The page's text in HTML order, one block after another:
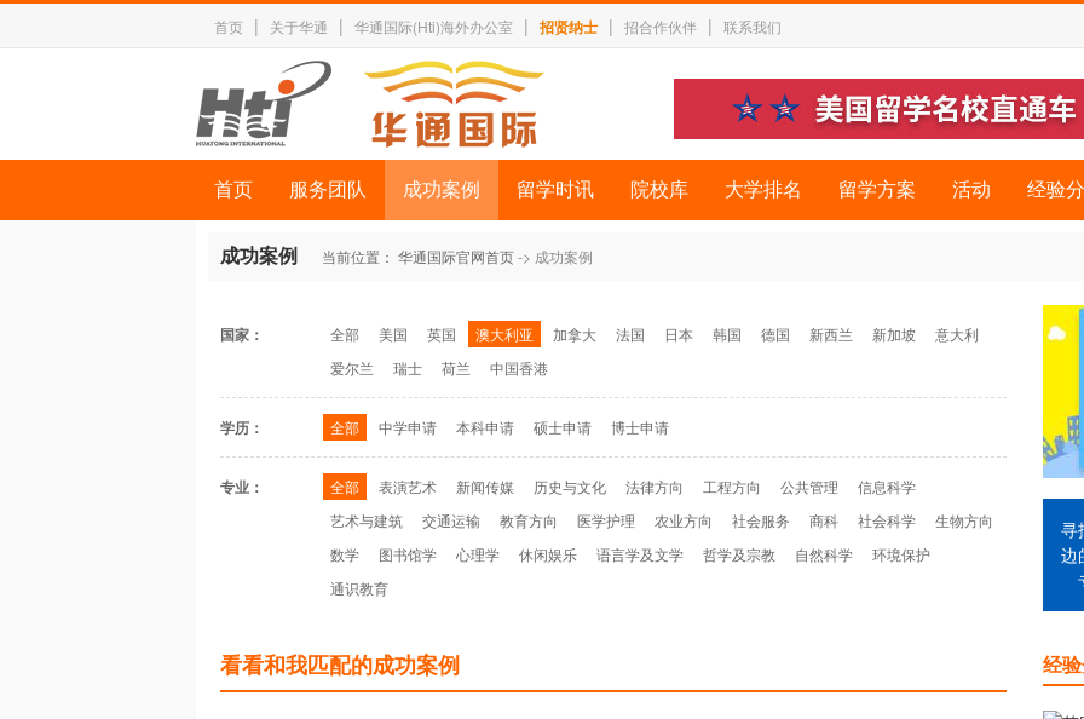
首页 | 关于华通 | 华通国际(Hti)海外办公室 | 招贤纳士 | 招合作伙伴 | 联系我们
首页 服务团队 成功案例 留学时讯 院校库 大学排名 留学方案 活动 经验
成功案例 当前位置： 华通国际官网首页-> 成功案例
国家： 全部 美国 英国 澳大利亚 加拿大 法国 日本 韩国 德国 新西兰 新加坡
意大利
爱尔兰
瑞士 荷兰 中国香港
学历： 全部 中学申请 本科申请 硕士申请 博士申请
专业： 全部 表演艺术 新闻传媒 历史与文化 法律方向 工程方向 公共管理
信息科学
艺术与建筑
交通运输 教育方向 医学护理 农业方向 社会服务 商科 社会科学
生物方向
数学
图书馆学 心理学 休闲娱乐 语言学及文学 哲学及宗教 自然科学
环境保护
通识教育
看看和我匹配的成功案例
寻
边
经